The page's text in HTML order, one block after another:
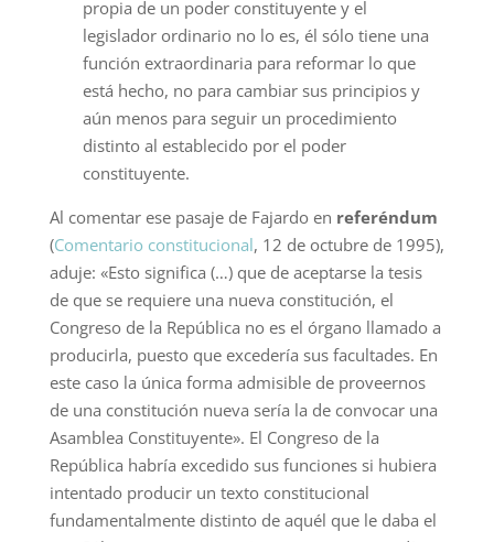
propia de un poder constituyente y el
legislador ordinario no lo es, él sólo tiene una
función extraordinaria para reformar lo que
está hecho, no para cambiar sus principios y
aún menos para seguir un procedimiento
distinto al establecido por el poder
constituyente.
Al comentar ese pasaje de Fajardo en referéndum
(Comentario constitucional, 12 de octubre de 1995),
aduje: «Esto significa (…) que de aceptarse la tesis
de que se requiere una nueva constitución, el
Congreso de la República no es el órgano llamado a
producirla, puesto que excedería sus facultades. En
este caso la única forma admisible de proveernos
de una constitución nueva sería la de convocar una
Asamblea Constituyente». El Congreso de la
República habría excedido sus funciones si hubiera
intentado producir un texto constitucional
fundamentalmente distinto de aquél que le daba el